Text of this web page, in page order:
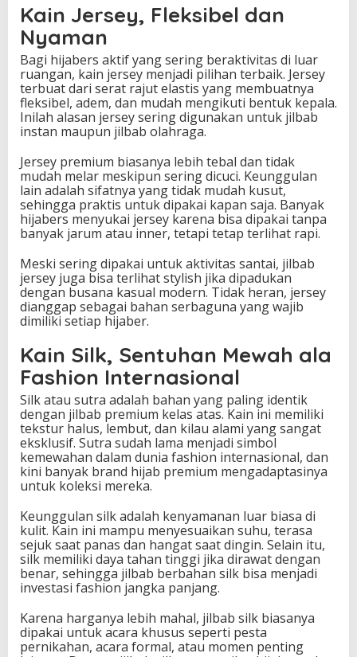
Kain Jersey, Fleksibel dan
Nyaman
Bagi hijabers aktif yang sering beraktivitas di luar
ruangan, kain jersey menjadi pilihan terbaik. Jersey
terbuat dari serat rajut elastis yang membuatnya
fleksibel, adem, dan mudah mengikuti bentuk kepala.
Inilah alasan jersey sering digunakan untuk jilbab
instan maupun jilbab olahraga.
Jersey premium biasanya lebih tebal dan tidak
mudah melar meskipun sering dicuci. Keunggulan
lain adalah sifatnya yang tidak mudah kusut,
sehingga praktis untuk dipakai kapan saja. Banyak
hijabers menyukai jersey karena bisa dipakai tanpa
banyak jarum atau inner, tetapi tetap terlihat rapi.
Meski sering dipakai untuk aktivitas santai, jilbab
jersey juga bisa terlihat stylish jika dipadukan
dengan busana kasual modern. Tidak heran, jersey
dianggap sebagai bahan serbaguna yang wajib
dimiliki setiap hijaber.
Kain Silk, Sentuhan Mewah ala
Fashion Internasional
Silk atau sutra adalah bahan yang paling identik
dengan jilbab premium kelas atas. Kain ini memiliki
tekstur halus, lembut, dan kilau alami yang sangat
eksklusif. Sutra sudah lama menjadi simbol
kemewahan dalam dunia fashion internasional, dan
kini banyak brand hijab premium mengadaptasinya
untuk koleksi mereka.
Keunggulan silk adalah kenyamanan luar biasa di
kulit. Kain ini mampu menyesuaikan suhu, terasa
sejuk saat panas dan hangat saat dingin. Selain itu,
silk memiliki daya tahan tinggi jika dirawat dengan
benar, sehingga jilbab berbahan silk bisa menjadi
investasi fashion jangka panjang.
Karena harganya lebih mahal, jilbab silk biasanya
dipakai untuk acara khusus seperti pesta
pernikahan, acara formal, atau momen penting